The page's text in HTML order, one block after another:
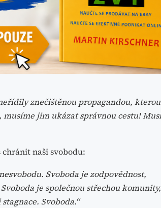
znečištěnou propagandou,
jim ukázat správnou cestu!
naši svobodu:
Svoboda je zodpovědnost,
je společnou střechou
Svoboda.“